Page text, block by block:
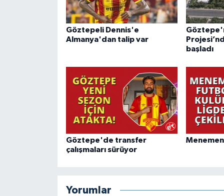
Göztepeli Dennis'e
Almanya'dan talip var
başladı
Göztepe'de transfer
çalışmaları sürüyor
Yorumlar